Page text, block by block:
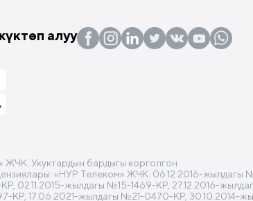
алуу
Укуктардын бардыгы корголгон
«НУР Телеком» ЖЧК: 06.12.2016-жылдагы
02.11.2015-жылдагы №15-1469-КР, 27.12.2016-
КР, 17.06.2021-жылдагы №21-0470-КР, 30.10.2014-